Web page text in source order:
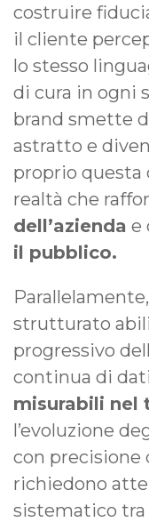
costruire
il cliente
lo stesso
di cura in ogni
brand smette
astratto e
proprio questa
realtà che
dell’azienda e
il pubblico.
strutturato
progressivo
continua di
misurabili nel
l’evoluzione
con precisione
richiedono
sistematico